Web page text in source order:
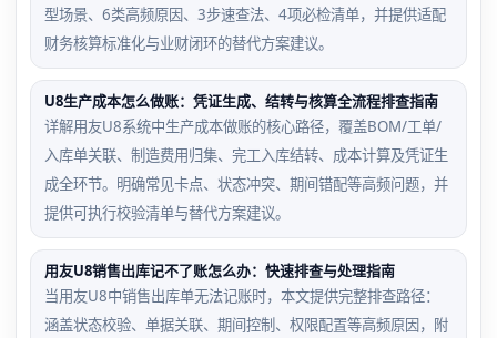
型场景、6类高频原因、3步速查法、4项必检清单，并提供适配
财务核算标准化与业财闭环的替代方案建议。
U8生产成本怎么做账：凭证生成、结转与核算全流程排查指南
详解用友U8系统中生产成本做账的核心路径，覆盖BOM/工单/
入库单关联、制造费用归集、完工入库结转、成本计算及凭证生
成全环节。明确常见卡点、状态冲突、期间错配等高频问题，并
提供可执行校验清单与替代方案建议。
用友U8销售出库记不了账怎么办：快速排查与处理指南
当用友U8中销售出库单无法记账时，本文提供完整排查路径：
涵盖状态校验、单据关联、期间控制、权限配置等高频原因，附